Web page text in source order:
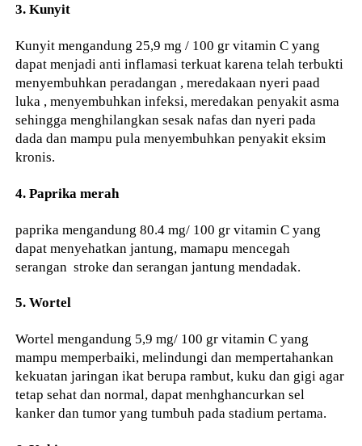
3. Kunyit
Kunyit mengandung 25,9 mg / 100 gr vitamin C yang
dapat menjadi anti inflamasi terkuat karena telah terbukti
menyembuhkan peradangan , meredakaan nyeri paad
luka , menyembuhkan infeksi, meredakan penyakit asma
sehingga menghilangkan sesak nafas dan nyeri pada
dada dan mampu pula menyembuhkan penyakit eksim
kronis.
4. Paprika merah
paprika mengandung 80.4 mg/ 100 gr vitamin C yang
dapat menyehatkan jantung, mamapu mencegah
serangan stroke dan serangan jantung mendadak.
5. Wortel
Wortel mengandung 5,9 mg/ 100 gr vitamin C yang
mampu memperbaiki, melindungi dan mempertahankan
kekuatan jaringan ikat berupa rambut, kuku dan gigi agar
tetap sehat dan normal, dapat menhghancurkan sel
kanker dan tumor yang tumbuh pada stadium pertama.